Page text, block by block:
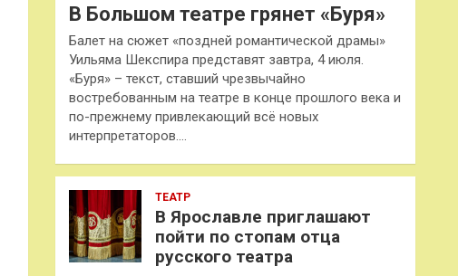
В Большом театре грянет «Буря»
Балет на сюжет «поздней романтической драмы»
Уильяма Шекспира представят завтра, 4 июля.
«Буря» – текст, ставший чрезвычайно
востребованным на театре в конце прошлого века и
по-прежнему привлекающий всё новых
интерпретаторов.…
ТЕАТР
В Ярославле приглашают
пойти по стопам отца
русского театра